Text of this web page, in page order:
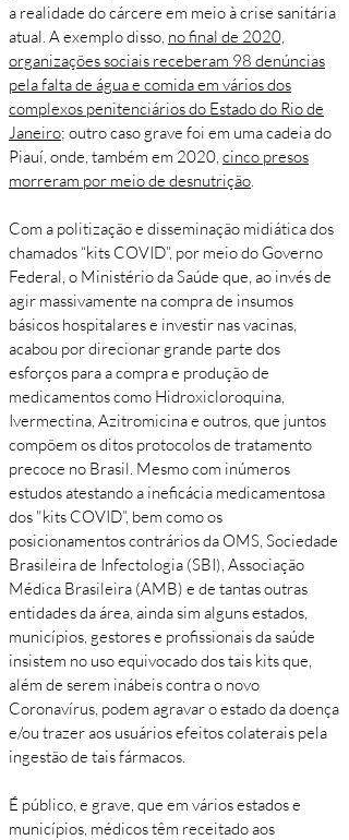
a realidade do cárcere em meio à crise sanitária
atual. A exemplo disso, no final de 2020,
organizações sociais receberam 98 denúncias
pela falta de água e comida em vários dos
complexos penitenciários do Estado do Rio de
Janeiro; outro caso grave foi em uma cadeia do
Piauí, onde, também em 2020, cinco presos
morreram por meio de desnutrição.
Com a politização e disseminação midiática dos
chamados “kits COVID”, por meio do Governo
Federal, o Ministério da Saúde que, ao invés de
agir massivamente na compra de insumos
básicos hospitalares e investir nas vacinas,
acabou por direcionar grande parte dos
esforços para a compra e produção de
medicamentos como Hidroxicloroquina,
Ivermectina, Azitromicina e outros, que juntos
compõem os ditos protocolos de tratamento
precoce no Brasil. Mesmo com inúmeros
estudos atestando a ineficácia medicamentosa
dos "kits COVID”, bem como os
posicionamentos contrários da OMS, Sociedade
Brasileira de Infectologia (SBI), Associação
Médica Brasileira (AMB) e de tantas outras
entidades da área, ainda sim alguns estados,
municípios, gestores e profissionais da saúde
insistem no uso equivocado dos tais kits que,
além de serem inábeis contra o novo
Coronavírus, podem agravar o estado da doença
e/ou trazer aos usuários efeitos colaterais pela
ingestão de tais fármacos.
É público, e grave, que em vários estados e
municípios, médicos têm receitado aos